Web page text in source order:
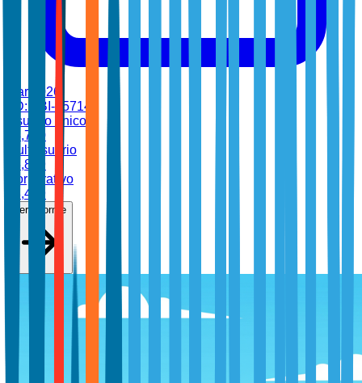
mar 2026
ID:
TBI-45714
Usuario único
4,700
Multiusuario
6,899
Corporativo
8,499
Ver informe